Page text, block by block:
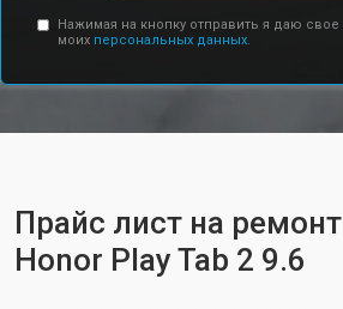
Нажимая на кнопку отправить я даю свое
моих персональных данных.
Прайс лист на
Honor Play Tab 2 9.6